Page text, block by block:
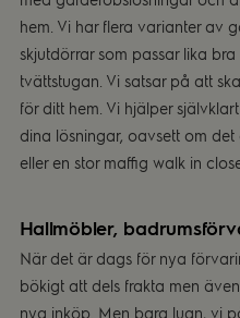
hem. Vi har flera varianter av
skjutdörrar som passar lika
tvättstugan. Vi satsar på att
för ditt hem. Vi hjälper
dina lösningar, oavsett om
eller en stor maffig walk in
Hallmöbler,
När det är dags för nya
bökigt att dels frakta men
nya inköp. Men bara lugn, vi